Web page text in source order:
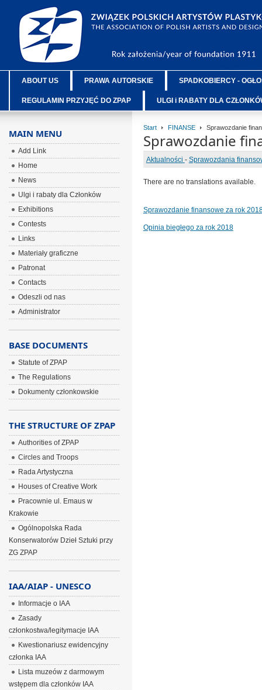
ABOUT US PRAWA AUTORSKIE SPADKOBIERCY -
REGULAMIN PRZYJĘĆ DO ZPAP ULGI i RABATY DLA
Start FINANSE Sprawozdanie
Sprawozdanie
Aktualności - Sprawozdania
There are no translations available.
Sprawozdanie finansowe za rok
Opinia biegłego za rok 2018
MAIN MENU
Add Link
Home
News
Ulgi i rabaty dla Członków
Exhibitions
Contests
Links
Materiały graficzne
Patronat
Contacts
Odeszli od nas
Administrator
BASE DOCUMENTS
Statute of ZPAP
The Regulations
Dokumenty członkowskie
THE STRUCTURE OF ZPAP
Authorities of ZPAP
Circles and Troops
Rada Artystyczna
Houses of Creative Work
Pracownie ul. Emaus w
Krakowie
Ogólnopolska Rada
Konserwatorów Dzieł Sztuki przy
ZG ZPAP
IAA/AIAP - UNESCO
Informacje o IAA
Zasady
członkostwa/legitymacje IAA
Kwestionariusz ewidencyjny
członka IAA
Lista muzeów z darmowym
wstępem dla członków IAA